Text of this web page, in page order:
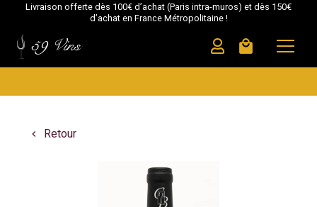
Livraison offerte dès 100€ d’achat (Paris intra-muros) et dès 150€
d’achat en France Métropolitaine !
59 Vins local_mall
navigate_before Retour